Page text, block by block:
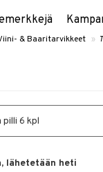
& Baaritarvikkeet »
pilli 6 kpl
lähetetään heti